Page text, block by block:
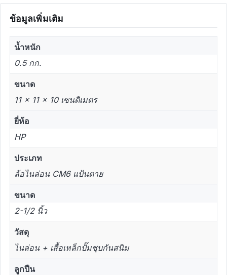
ข้อมูลเพิ่มเติม
น้ำหนัก
0.5 กก.
ขนาด
11 × 11 × 10 เซนติเมตร
ยี่ห้อ
HP
ประเภท
ล้อไนล่อน CM6 แป้นตาย
ขนาด
2-1/2 นิ้ว
วัสดุ
ไนล่อน + เสื้อเหล็กปั๊มชุบกันสนิม
ลูกปืน